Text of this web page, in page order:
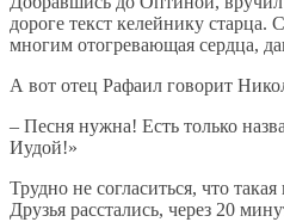
дороге текст келейнику старца.
многим отогревающая сердца,
А вот отец Рафаил говорит
– Песня нужна! Есть только
Иудой!»
Трудно не согласиться, что
Друзья расстались, через 20